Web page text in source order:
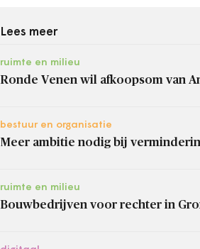
Lees meer
ruimte en milieu
Ronde Venen wil afkoopsom van
bestuur en organisatie
Meer ambitie nodig bij
ruimte en milieu
Bouwbedrijven voor rechter in